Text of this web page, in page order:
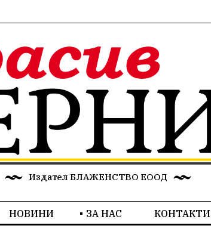
Издател БЛАЖЕНСТВО ЕООД
НОВИНИ ЗА НАС КОНТАКТИ